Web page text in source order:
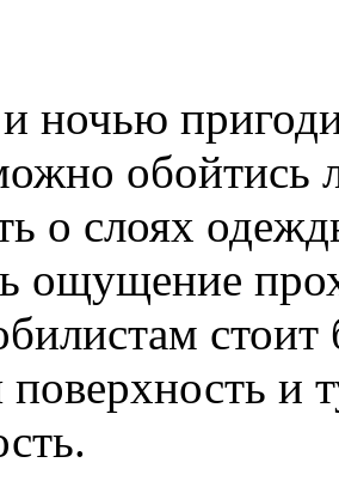
ночью
обойтись
о слоях
ощущение
стоит
и